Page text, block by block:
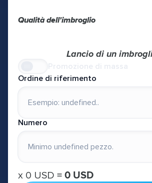
Qualità dell'imbroglio
Lancio di un
Ordine di riferimento
Numero
х 0 USD = 0 USD